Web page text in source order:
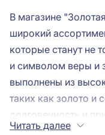
В магазине
широкий
которые станут не
и символом веры и
выполнены из
таких как золото и
долговечность и
Каждый женский
Читать далее